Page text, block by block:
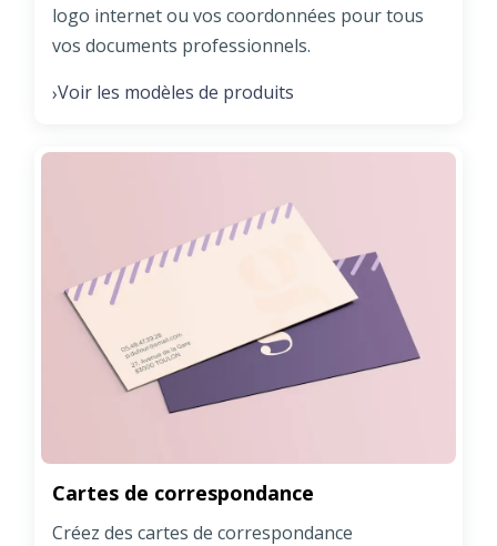
logo internet ou vos coordonnées pour tous
vos documents professionnels.
›Voir les modèles de produits
Cartes de correspondance
Créez des cartes de correspondance